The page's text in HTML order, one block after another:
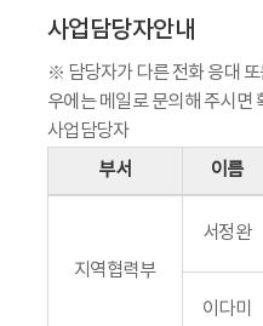
사업담당자안내
※ 담당자가 다른 전화 응대
우에는 메일로 문의해 주시면
사업담당자
부서
이름
지역협력부
서정완
이다미